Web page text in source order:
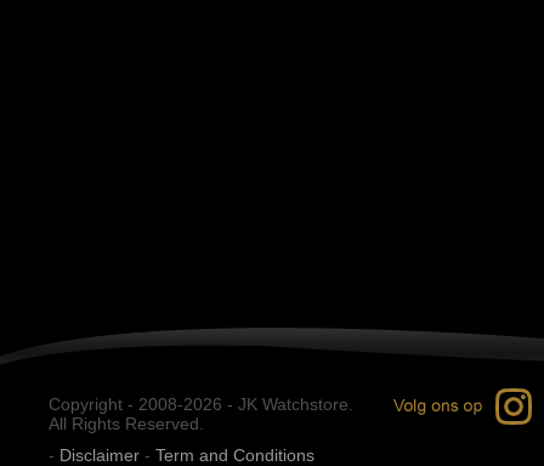
Copyright - 2008-2026 - JK Watchstore.
All Rights Reserved.
- Disclaimer - Term and Conditions